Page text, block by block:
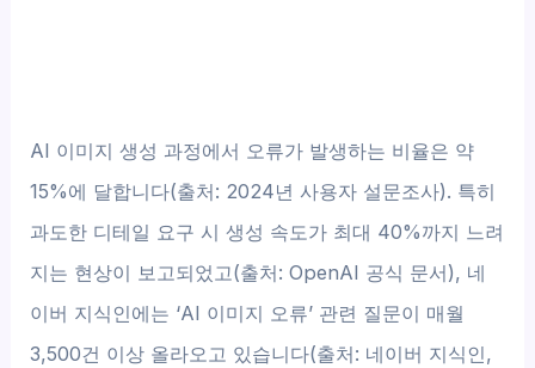
AI 이미지 생성 과정에서 오류가 발생하는 비율은 약
15%에 달합니다(출처: 2024년 사용자 설문조사). 특히
과도한 디테일 요구 시 생성 속도가 최대 40%까지 느려
지는 현상이 보고되었고(출처: OpenAI 공식 문서), 네
이버 지식인에는 ‘AI 이미지 오류’ 관련 질문이 매월
3,500건 이상 올라오고 있습니다(출처: 네이버 지식인,